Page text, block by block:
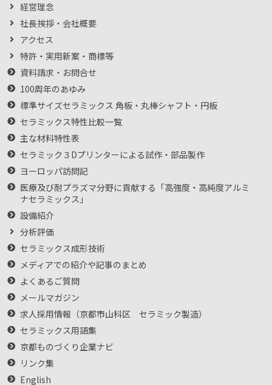
経営理念
社長挨拶・会社概要
アクセス
特許・実用新案・商標等
資料請求・お問合せ
100周年のあゆみ
標準サイズセラミックス 角板・丸棒シャフト・円板
セラミックス特性比較一覧
主な材料特性表
セラミック３Dプリンターによる試作・部品製作
ヨーロッパ訪問記
医療及び耐プラズマ分野に貢献する「高強度・高純度アルミ
ナセラミックス」
設備紹介
分析評価
セラミックス成形技術
メディアでの紹介や記事のまとめ
よくあるご質問
メールマガジン
求人採用情報（京都市山科区 セラミック製造）
セラミックス用語集
京都ものづくり企業ナビ
リンク集
English